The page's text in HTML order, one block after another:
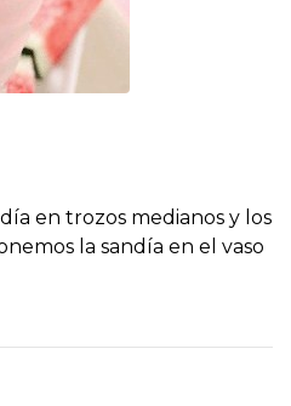
en trozos medianos y los
la sandí­a en el vaso